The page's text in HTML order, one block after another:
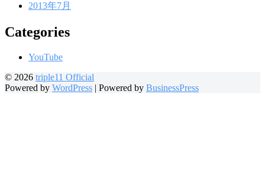
2013年7月
Categories
YouTube
© 2026 triple11 Official
Powered by WordPress | Powered by BusinessPress